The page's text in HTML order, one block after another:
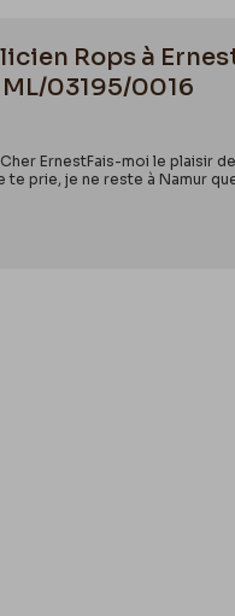
Rops à
03195/0016
Cher ErnestFais-moi le plaisir
te prie, je ne reste à Namur